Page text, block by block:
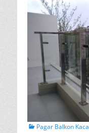
Categories
Pagar Balkon Kaca